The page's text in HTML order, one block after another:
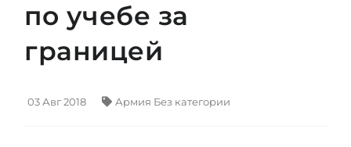
Языковая виза
Штудиенколлеги
Курсы штудиенколлег
Штудиенколлег
Магистратура
по учебе за
границей
03 Авг 2018 Армия Без категории